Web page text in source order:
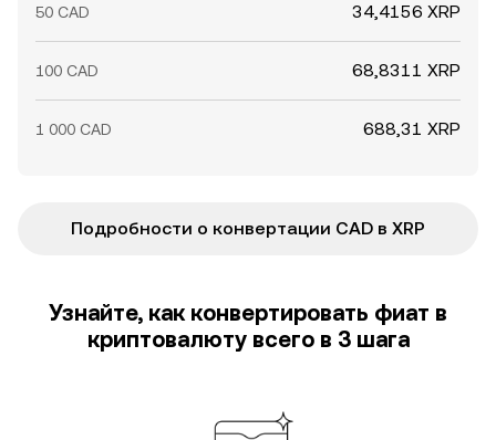
50 CAD 34,4156 XRP
100 CAD 68,8311 XRP
1 000 CAD 688,31 XRP
Подробности о конвертации CAD в XRP
Узнайте, как конвертировать фиат в
криптовалюту всего в 3 шага